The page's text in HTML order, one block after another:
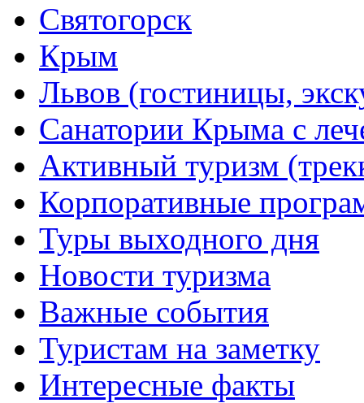
Святогорск
Крым
Львов (гостиницы,
Санатории Крыма с
Активный туризм
Корпоративные
Туры выходного дня
Новости туризма
Важные события
Туристам на заметку
Интересные факты